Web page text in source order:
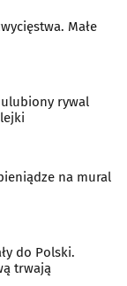
Małe
rywal
na mural
do Polski.
trwają